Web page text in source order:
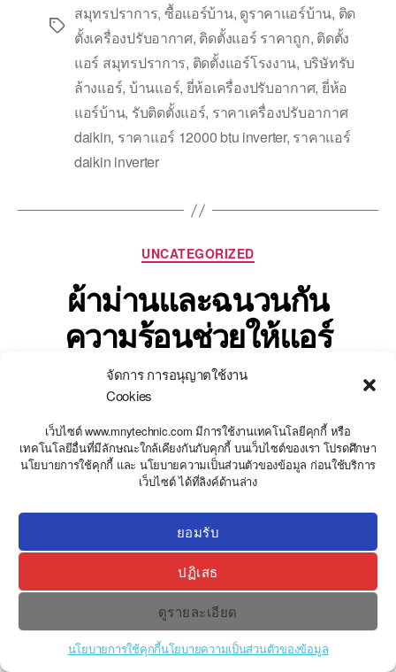
จัดการ การอนุญาตใช้งาน
Cookies
เว็บไซต์ www.mnytechnic.com มีการใช้งานเทคโนโลยีคุกกี้ หรือ
เทคโนโลยีอื่นที่มีลักษณะใกล้เคียงกันกับคุกกี้ บนเว็บไซต์ของเรา โปรดศึกษา
นโยบายการใช้คุกกี้ และ นโยบายความเป็นส่วนตัวของข้อมูล ก่อนใช้บริการ
เว็บไซต์ ได้ที่ลิงค์ด้านล่าง
ยอมรับ
ปฏิเสธ
ดูรายละเอียด
นโยบายการใช้คุกกี้นโยบายความเป็นส่วนตัวของข้อมูล
สมุทรปราการ, ซื้อแอร์บ้าน, ดูราคาแอร์บ้าน, ติด
ตั้งเครื่องปรับอากาศ, ติดตั้งแอร์ ราคาถูก, ติดตั้ง
แอร์ สมุทรปราการ, ติดตั้งแอร์โรงงาน, บริษัทรับ
ล้างแอร์, บ้านแอร์, ยี่ห้อเครื่องปรับอากาศ, ยี่ห้อ
แอร์บ้าน, รับติดตั้งแอร์, ราคาเครื่องปรับอากาศ
daikin, ราคาแอร์ 12000 btu inverter, ราคาแอร์
daikin inverter
UNCATEGORIZED
ผ้าม่านและฉนวนกัน
ความร้อนช่วยให้แอร์
ทำงานน้อยลงอย่างไร
กรกฎาคม 14, 2026
H
E
H
Y